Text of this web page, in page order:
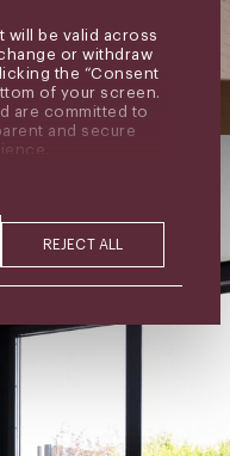
will be valid across
or withdraw
the “Consent
of your screen.
are committed to
and secure
REJECT ALL